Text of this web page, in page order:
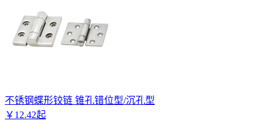
不锈钢蝶形铰链 锥孔错位型/沉孔型
￥ 12.42起